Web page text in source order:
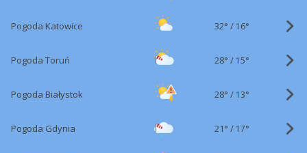
Pogoda Katowice 32° / 16°
Pogoda Toruń 28° / 15°
Pogoda Białystok 28° / 13°
Pogoda Gdynia 21° / 17°